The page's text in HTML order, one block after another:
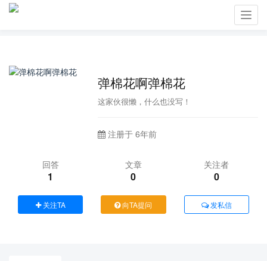
弹棉花啊弹棉花
这家伙很懒，什么也没写！
注册于 6年前
回答
1
文章
0
关注者
0
关注TA 向TA提问 发私信